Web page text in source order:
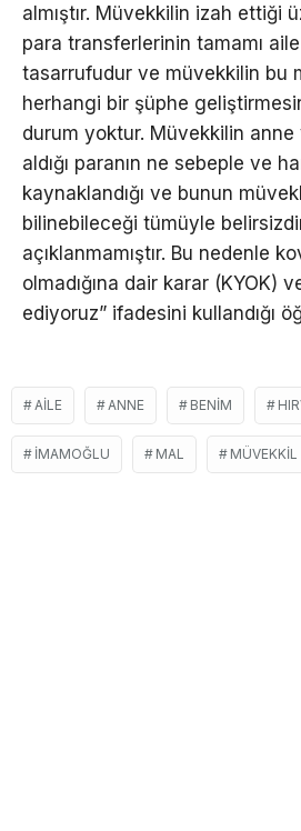
almıştır. Müvekkilin izah ettiği
para transferlerinin tamamı aile
tasarrufudur ve müvekkilin bu
herhangi bir şüphe
durum yoktur. Müvekkilin
aldığı paranın ne sebeple ve
kaynaklandığı ve bunun
bilinebileceği tümüyle
açıklanmamıştır. Bu nedenle
olmadığına dair karar (KYOK)
ediyoruz” ifadesini kullandığı
AILE ANNE BENIM
İMAMOĞLU MAL MÜVEKKIL